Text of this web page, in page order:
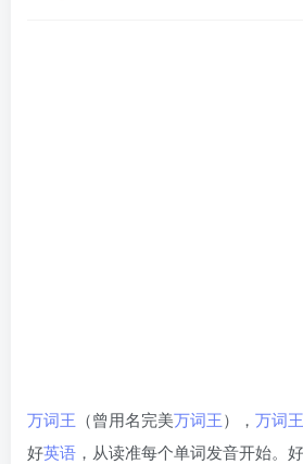
万词王 （曾用名完美万词王）， 万词王
好英语 ，从读准每个单词发音开始。